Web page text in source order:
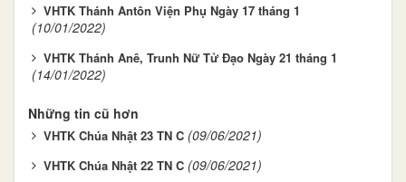
VHTK Thánh Antôn Viện Phụ Ngày 17 tháng 1
(10/01/2022)
VHTK Thánh Anê, Trunh Nữ Tử Đạo Ngày 21 tháng 1
(14/01/2022)
Những tin cũ hơn
VHTK Chúa Nhật 23 TN C (09/06/2021)
VHTK Chúa Nhật 22 TN C (09/06/2021)